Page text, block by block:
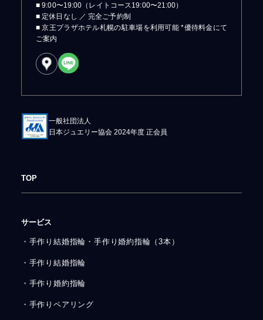
■ 9:00〜19:00（レイトコース19:00〜21:00）
■ 定休日なし ／ 完全ご予約制
■ 京王プラザホテル札幌の駐車場を利用可能 *優待料金にて
ご案内
一般社団法人
日本ジュエリー協会 2024年度 正会員
TOP
サービス
・手作り結婚指輪・手作り婚約指輪（3本）
・手作り結婚指輪
・手作り婚約指輪
・手作りペアリング